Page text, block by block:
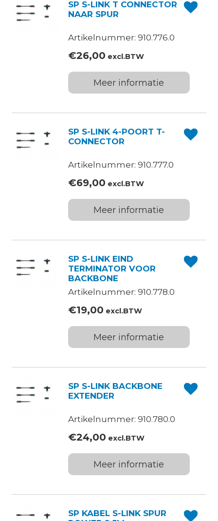
SP S-LINK T CONNECTOR
NAAR SPUR
Artikelnummer: 910.776.0
€26,00 excl.BTW
Meer informatie
SP S-LINK 4-POORT T-
CONNECTOR
Artikelnummer: 910.777.0
€69,00 excl.BTW
Meer informatie
SP S-LINK EIND
TERMINATOR VOOR
BACKBONE
Artikelnummer: 910.778.0
€19,00 excl.BTW
Meer informatie
SP S-LINK BACKBONE
EXTENDER
Artikelnummer: 910.780.0
€24,00 excl.BTW
Meer informatie
SP KABEL S-LINK SPUR